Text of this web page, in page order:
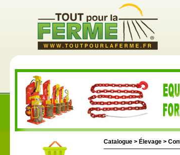
Catalogue > Élevage >